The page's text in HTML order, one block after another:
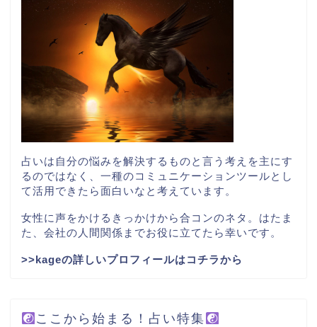
占いは自分の悩みを解決するものと言う考えを主にす
るのではなく、一種のコミュニケーションツールとし
て活用できたら面白いなと考えています。
女性に声をかけるきっかけから合コンのネタ。はたま
た、会社の人間関係までお役に立てたら幸いです。
>>kageの詳しいプロフィールはコチラから
ここから始まる！占い特集